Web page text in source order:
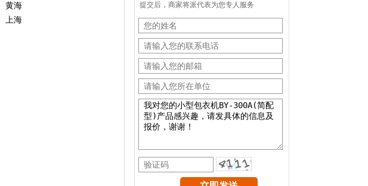
黄海
上海
提交后，商家将派代表为您专人服务